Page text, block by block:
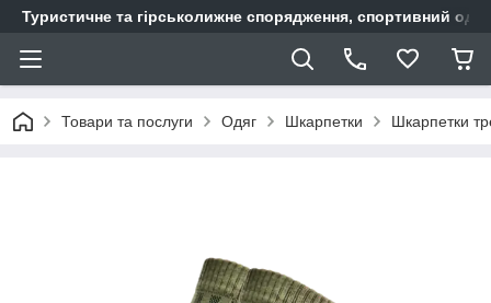
Туристичне та гірськолижне спорядження, спортивний
Товари та послуги Одяг Шкарпетки Шкарпетки